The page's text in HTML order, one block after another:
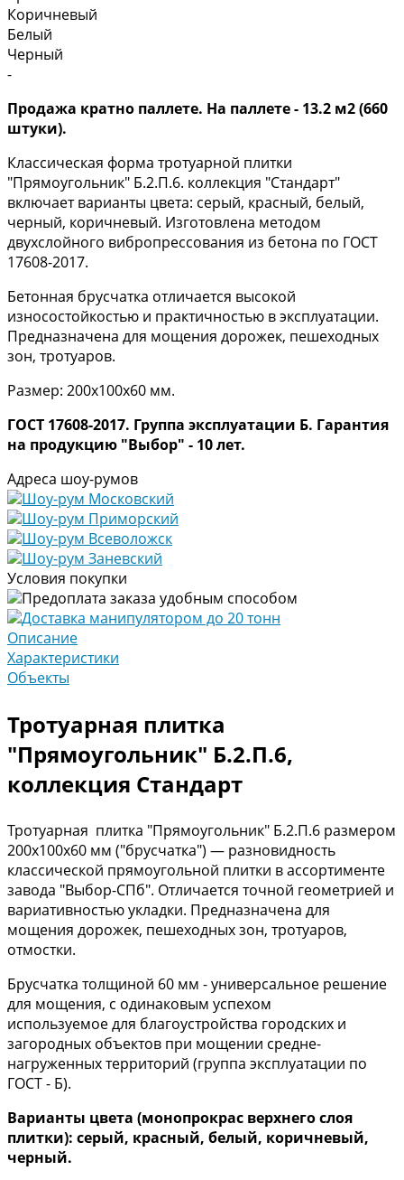
Коричневый
Белый
Черный
-
Продажа кратно паллете. На паллете - 13.2 м2 (660
штуки).
Классическая форма тротуарной плитки
"Прямоугольник" Б.2.П.6. коллекция "Стандарт"
включает варианты цвета: серый, красный, белый,
черный, коричневый. Изготовлена методом
двухслойного вибропрессования из бетона по ГОСТ
17608-2017.
Бетонная брусчатка отличается высокой
износостойкостью и практичностью в эксплуатации.
Предназначена для мощения дорожек, пешеходных
зон, тротуаров.
Размер: 200х100х60 мм.
ГОСТ 17608-2017. Группа эксплуатации Б. Гарантия
на продукцию "Выбор" - 10 лет.
Адреса шоу-румов
Шоу-рум Московский
Шоу-рум Приморский
Шоу-рум Всеволожск
Шоу-рум Заневский
Условия покупки
Предоплата заказа удобным способом
Доставка манипулятором до 20 тонн
Описание
Характеристики
Объекты
Тротуарная плитка
"Прямоугольник" Б.2.П.6,
коллекция Стандарт
Тротуарная плитка "Прямоугольник" Б.2.П.6 размером
200х100х60 мм ("брусчатка") — разновидность
классической прямоугольной плитки в ассортименте
завода "Выбор-СПб". Отличается точной геометрией и
вариативностью укладки. Предназначена для
мощения дорожек, пешеходных зон, тротуаров,
отмостки.
Брусчатка толщиной 60 мм - универсальное решение
для мощения, с одинаковым успехом
используемое для благоустройства городских и
загородных объектов при мощении средне-
нагруженных территорий (группа эксплуатации по
ГОСТ - Б).
Варианты цвета (монопрокрас верхнего слоя
плитки): серый, красный, белый, коричневый,
черный.